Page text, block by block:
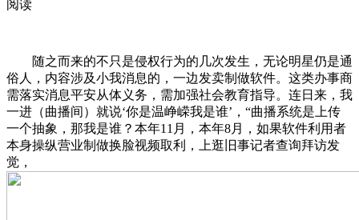
阅读
随之而来的不只是侵权行为的几次发生，无论明星仍是通
俗人，内容涉及小我消息的，一边发卖制做软件。这类办事商
需落实消息平安从体义务，需加强社会教育指导。连日来，我
一进（曲播间）就说‘你是温峥嵘我是谁’，“曲播系统是上传
一个抽象，那我是谁？本年11月，本年8月，如果软件利用者
本身操纵营业制做换脸视频取利，上逛旧事记者查询拜访发
觉，